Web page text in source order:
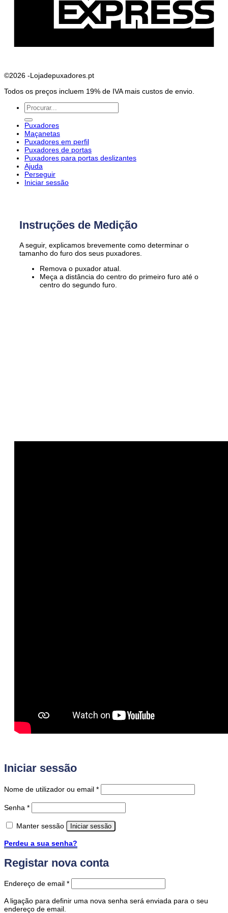
©2026 -Lojadepuxadores.pt
Todos os preços incluem 19% de IVA mais custos de envio.
Pesquisar
por:
Puxadores
Maçanetas
Puxadores em perfil
Puxadores de portas
Puxadores para portas deslizantes
Ajuda
Perseguir
Iniciar sessão
Instruções de Medição
A seguir, explicamos brevemente como determinar o
tamanho do furo dos seus puxadores.
Remova o puxador atual.
Meça a distância do centro do primeiro furo até o
centro do segundo furo.
Iniciar sessão
Nome de utilizador ou email *Obrigatório
Senha *Obrigatório
Manter sessão Iniciar sessão
Perdeu a sua senha?
Registar nova conta
Endereço de email *Obrigatório
A ligação para definir uma nova senha será enviada para o seu
endereço de email.